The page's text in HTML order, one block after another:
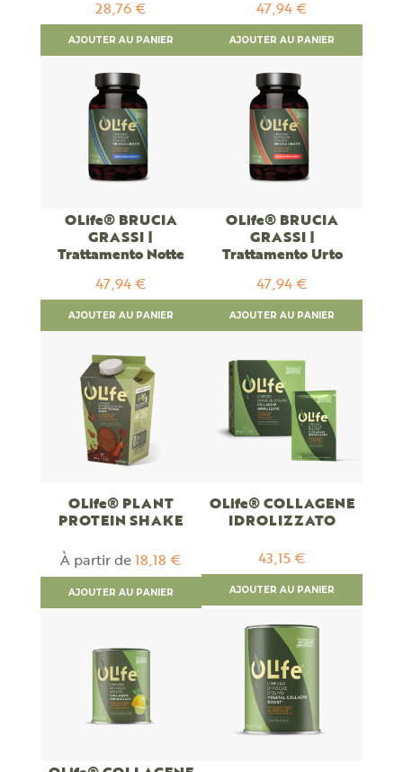
28,76 €
AJOUTER AU PANIER
47,94 €
AJOUTER AU PANIER
OLife® BRUCIA
GRASSI |
Trattamento Notte
47,94 €
AJOUTER AU PANIER
OLife® BRUCIA
GRASSI |
Trattamento Urto
47,94 €
AJOUTER AU PANIER
OLife® PLANT
PROTEIN SHAKE
À partir de18,18 €
AJOUTER AU PANIER
OLife® COLLAGENE
IDROLIZZATO
43,15 €
AJOUTER AU PANIER